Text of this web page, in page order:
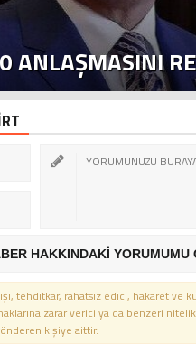
ANLAŞMASINI
HAKKINDAKİ YORUMUMU
tehditkar, rahatsız edici, hakaret ve
zarar verici ya da benzeri
kişiye aittir.